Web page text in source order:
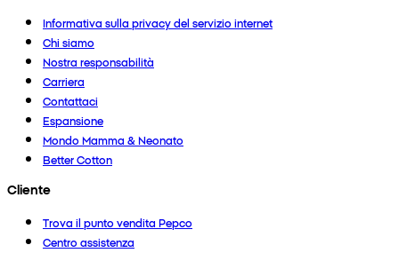
Informativa sulla privacy del servizio internet
Chi siamo
Nostra responsabilità
Carriera
Contattaci
Espansione
Mondo Mamma & Neonato
Better Cotton
Cliente
Trova il punto vendita Pepco
Centro assistenza